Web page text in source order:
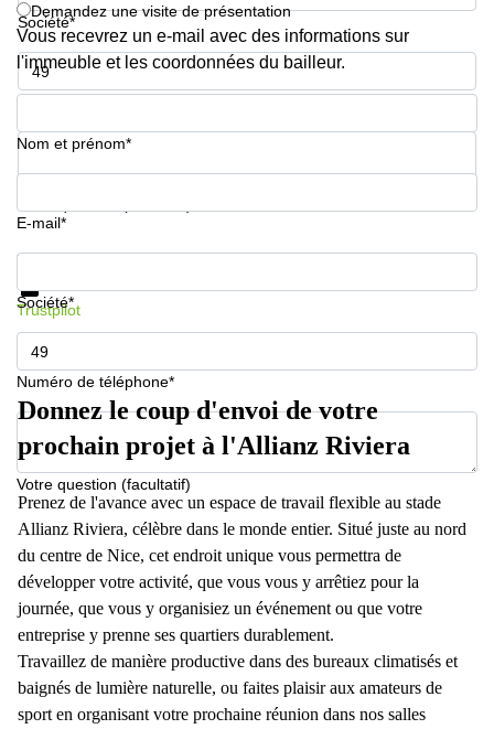
Société*
Numéro de téléphone*
Demandez une visite de présentation
Vous recevrez un e-mail avec des informations sur
l'immeuble et les coordonnées du bailleur.
Nom et prénom*
E-mail*
Société*
Numéro de téléphone*
Votre question (facultatif)
Informations et prix
Trustpilot
Donnez le coup d'envoi de votre
prochain projet à l'Allianz Riviera
Prenez de l'avance avec un espace de travail flexible au stade
Allianz Riviera, célèbre dans le monde entier. Situé juste au nord
du centre de Nice, cet endroit unique vous permettra de
développer votre activité, que vous vous y arrêtiez pour la
journée, que vous y organisiez un événement ou que votre
entreprise y prenne ses quartiers durablement.
Travaillez de manière productive dans des bureaux climatisés et
baignés de lumière naturelle, ou faites plaisir aux amateurs de
sport en organisant votre prochaine réunion dans nos salles